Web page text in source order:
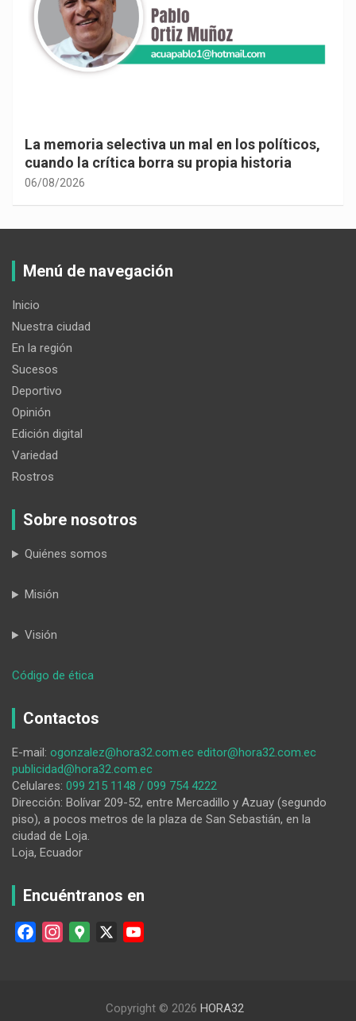
La memoria selectiva un mal en los políticos,
cuando la crítica borra su propia historia
06/08/2026
Menú de navegación
Inicio
Nuestra ciudad
En la región
Sucesos
Deportivo
Opinión
Edición digital
Variedad
Rostros
Sobre nosotros
Quiénes somos
Misión
Visión
Código de ética
de
Valle
concentró
a
cientos
de
Contactos
E-mail: ogonzalez@hora32.com.ec editor@hora32.com.ec
publicidad@hora32.com.ec
Celulares: 099 215 1148 / 099 754 4222
Dirección: Bolívar 209-52, entre Mercadillo y Azuay (segundo
piso), a pocos metros de la plaza de San Sebastián, en la
ciudad de Loja.
Loja, Ecuador
Encuéntranos en
u
Copyright © 2026 HORA32